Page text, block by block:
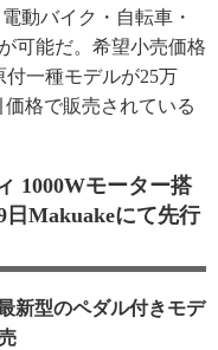
動バイク・自転車・
可能だ。希望小売価格
付一種モデルが25万
価格で販売されている
1000Wモーター搭
Makuakeにて先行
新型のペダル付きモデ